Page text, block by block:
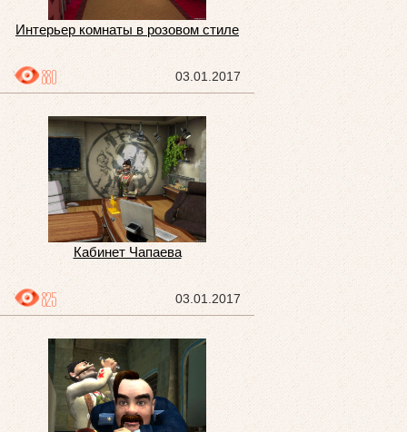
Интерьер комнаты в розовом стиле
03.01.2017
880
Кабинет Чапаева
03.01.2017
825